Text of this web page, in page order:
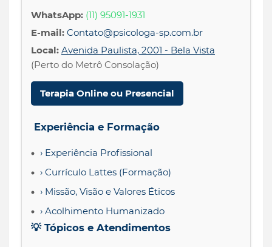
WhatsApp: (11) 95091-1931
E-mail: Contato@psicologa-sp.com.br
Local: Avenida Paulista, 2001 - Bela Vista
(Perto do Metrô Consolação)
Terapia Online ou Presencial
Experiência e Formação
› Experiência Profissional
› Currículo Lattes (Formação)
› Missão, Visão e Valores Éticos
› Acolhimento Humanizado
💡 Tópicos e Atendimentos